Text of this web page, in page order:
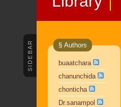
SIDEBAR § Authors
buaatchara
chanunchida
chonticha
Dr.sanampol